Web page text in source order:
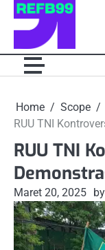
Skip
Home
Scope
RUU TNI
RUU TNI
Maret 20, 2025